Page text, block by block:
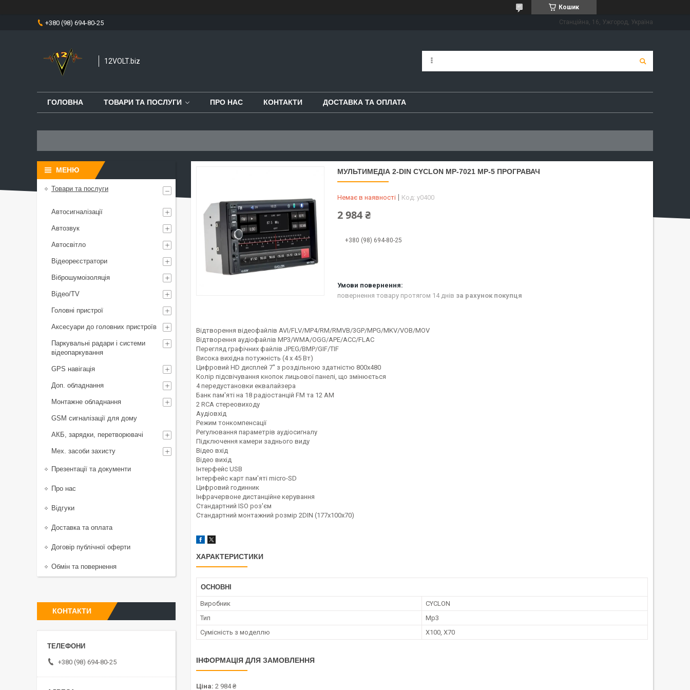
Кошик
+380 (98) 694-80-25 Станційна, 16, Ужгород, Україна
12VOLT.biz
ГОЛОВНА ТОВАРИ ТА ПОСЛУГИ ПРО НАС КОНТАКТИ ДОСТАВКА ТА ОПЛАТА
МУЛЬТИМЕДІА 2-DIN CYCLON MP-7021 MP-5 ПРОГРАВАЧ
Немає в наявності Код: y0400
2 984 ₴
+380 (98) 694-80-25
повернення товару протягом 14 днів за рахунок покупця
Відтворення відеофайлів AVI/FLV/MP4/RM/RMVB/3GP/MPG/MKV/VOB/MOV
Відтворення аудіофайлів MP3/WMA/OGG/APE/ACC/FLAC
Перегляд графічних файлів JPEG/BMP/GIF/TIF
Висока вихідна потужність (4 х 45 Вт)
Цифровий HD дисплей 7'' з роздільною здатністю 800х480
Колір підсвічування кнопок лицьової панелі, що змінюється
4 передустановки еквалайзера
Банк пам'яті на 18 радіостанцій FM та 12 AM
2 RCA стереовиходу
Аудіовхід
Режим тонкомпенсації
Регулювання параметрів аудіосигналу
Підключення камери заднього виду
Відео вхід
Відео вихід
Інтерфейс USB
Інтерфейс карт пам'яті micro-SD
Цифровий годинник
Інфрачервоне дистанційне керування
Стандартний ISO роз'єм
Стандартний монтажний розмір 2DIN (177x100x70)
ХАРАКТЕРИСТИКИ
ОСНОВНІ
Виробник
CYCLON
Тип
Mp3
Сумісність з моделлю
X100, X70
ІНФОРМАЦІЯ ДЛЯ ЗАМОВЛЕННЯ
Ціна: 2 984 ₴
Товари та послуги
Автосигналізації
Автозвук
Автосвітло
Відеореєстратори
Віброшумоізоляція
Відео/TV
Головні пристрої
Аксесуари до головних пристроїв
Паркувальні радари і системи
відеопаркування
GPS навігація
Доп. обладнання
Монтажне обладнання
GSM сигналізації для дому
АКБ, зарядки, перетворювачі
Мех. засоби захисту
Презентації та документи
Про нас
Відгуки
Доставка та оплата
Договір публічної оферти
Обмін та повернення
КОНТАКТИ
+380 (98) 694-80-25